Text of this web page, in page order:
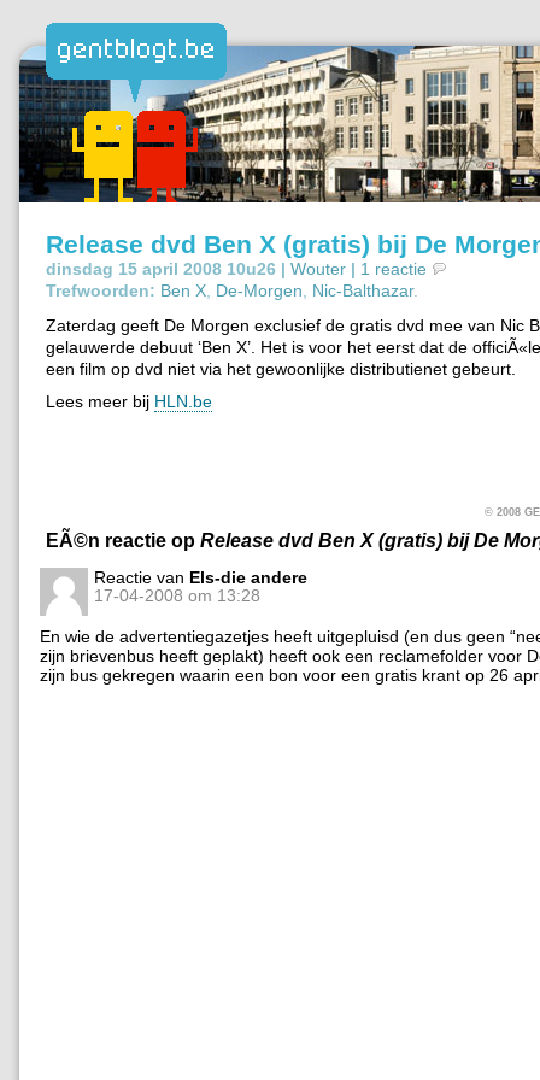
Release dvd Ben X (gratis) bij De
dinsdag 15 april 2008 10u26 | Wouter | 1 reactie
Trefwoorden: Ben X De-Morgen Nic-Balthazar.
Zaterdag geeft De Morgen exclusief de gratis dvd mee van Nic
gelauwerde debuut ‘Ben X’. Het is voor het eerst dat de
een film op dvd niet via het gewoonlijke distributienet gebeurt.
Lees meer bij HLN.be
© 2008
EÃ©n reactie op Release dvd Ben X (gratis) bij De
Reactie van Els-die andere
17-04-2008 om 13:28
En wie de advertentiegazetjes heeft uitgepluisd (en dus geen
zijn brievenbus heeft geplakt) heeft ook een reclamefolder voor
zijn bus gekregen waarin een bon voor een gratis krant op 26